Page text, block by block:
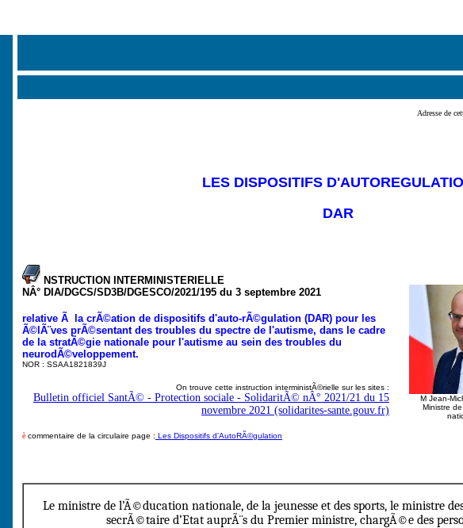
Adresse de
LES DISPOSITIFS
DAR
NSTRUCTION INTERMINISTERIELLE
NÂ° DIA/DGCS/SD3B/DGESCO/2021/195 du 3 septembre 2021
M Jean-
Ministre
relative Ã la crÃ©ation de dispositifs d'auto-rÃ©gulation (DAR) pour les
Ã©lÃ¨ves prÃ©sentant des troubles du spectre de l'autisme, dans le cadre
de la stratÃ©gie nationale pour l'autisme au sein des troubles du
neurodÃ©veloppement.
NOR : SSAA1821839J
On trouve cette instruction interministÃ©rielle sur les sites :
Bulletin officiel SantÃ© - Protection sociale - SolidaritÃ© nÂ° 2021/21 du 15
novembre 2021 (solidarites-sante.gouv.fr)
è commentaire de la circulaire page : Les Dispositifs d'AutoRÃ©gulation
Le ministre de l’Ã©ducation nationale, de la jeunesse et des sports, le ministre
secrÃ©taire d’Etat auprÃ¨s du Premier ministre, chargÃ©e des